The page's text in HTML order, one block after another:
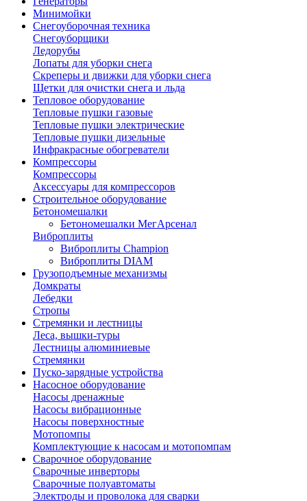
Минимойки
Снегоуборочная техника
Снегоуборщики
Ледорубы
Лопаты для уборки снега
Скреперы и движки для уборки снега
Щетки для очистки снега и льда
Тепловое оборудование
Тепловые пушки газовые
Тепловые пушки электрические
Тепловые пушки дизельные
Инфракрасные обогреватели
Компрессоры
Компрессоры
Аксессуары для компрессоров
Строительное оборудование
Бетономешалки
Бетономешалки МегАрсенал
Виброплиты
Виброплиты Champion
Виброплиты DIAM
Грузоподъемные механизмы
Домкраты
Лебедки
Стропы
Стремянки и лестницы
Леса, вышки-туры
Лестницы алюминиевые
Стремянки
Пуско-зарядные устройства
Насосное оборудование
Насосы дренажные
Насосы вибрационные
Насосы поверхностные
Мотопомпы
Комплектующие к насосам и мотопомпам
Сварочное оборудование
Сварочные инверторы
Сварочные полуавтоматы
Электроды и проволока для сварки